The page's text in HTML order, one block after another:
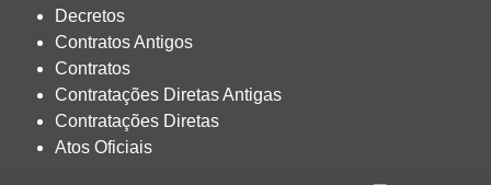
Decretos
Contratos Antigos
Contratos
Contratações Diretas Antigas
Contratações Diretas
Atos Oficiais